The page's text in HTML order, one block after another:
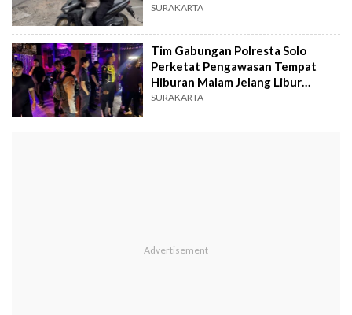
SURAKARTA
Tim Gabungan Polresta Solo
Perketat Pengawasan Tempat
Hiburan Malam Jelang Libur
Panjang
SURAKARTA